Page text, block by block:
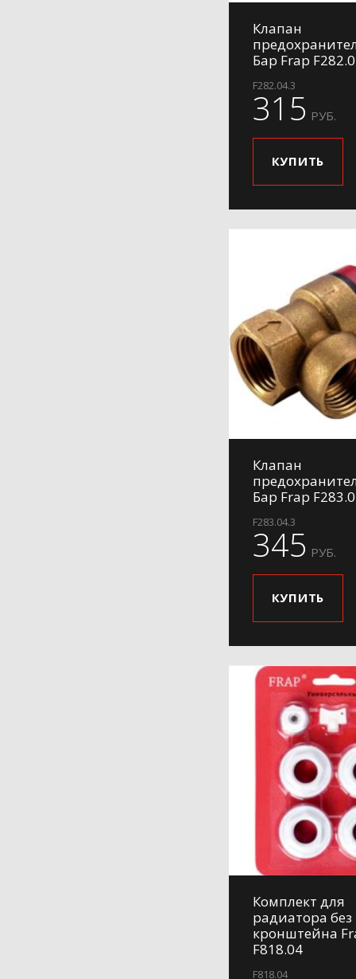
Клапан
Бар Frap
F282.04.3
315 РУБ.
КУПИТЬ
Клапан
Бар Frap
F283.04.3
345 РУБ.
КУПИТЬ
Комплект для
радиатора без
кронштейна
F818.04
F818.04